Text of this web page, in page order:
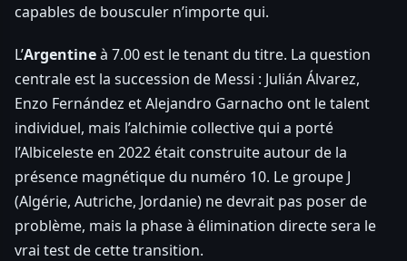
capables de bousculer n’importe qui.
L’Argentineà 7.00 est le tenant du titre. La question
centrale est la succession de Messi : Julián Álvarez,
Enzo Fernández et Alejandro Garnacho ont le talent
individuel, mais l’alchimie collective qui a porté
l’Albiceleste en 2022 était construite autour de la
présence magnétique du numéro 10. Le groupe J
(Algérie, Autriche, Jordanie) ne devrait pas poser de
problème, mais la phase à élimination directe sera le
vrai test de cette transition.